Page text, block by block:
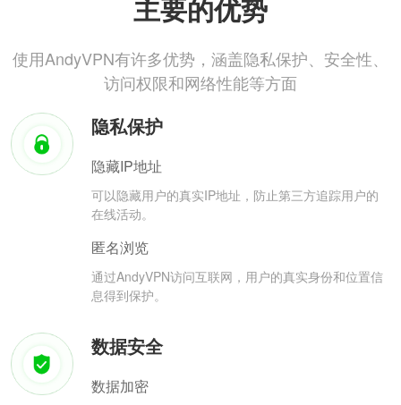
主要的优势
使用AndyVPN有许多优势，涵盖隐私保护、安全性、
访问权限和网络性能等方面
隐私保护
隐藏IP地址
可以隐藏用户的真实IP地址，防止第三方追踪用户的
在线活动。
匿名浏览
通过AndyVPN访问互联网，用户的真实身份和位置信
息得到保护。
数据安全
数据加密